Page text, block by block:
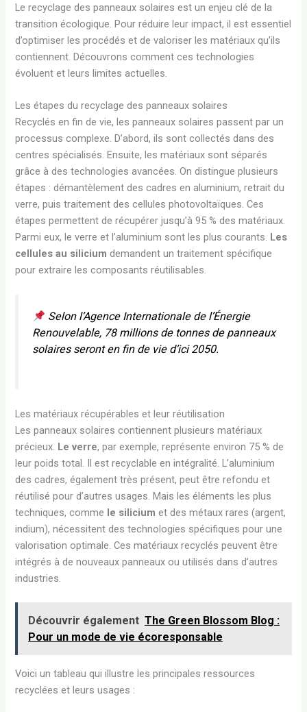
Le recyclage des panneaux solaires est un enjeu clé de la
transition écologique. Pour réduire leur impact, il est essentiel
d’optimiser les procédés et de valoriser les matériaux qu’ils
contiennent. Découvrons comment ces technologies
évoluent et leurs limites actuelles.
Les étapes du recyclage des panneaux solaires
Recyclés en fin de vie, les panneaux solaires passent par un
processus complexe. D’abord, ils sont collectés dans des
centres spécialisés. Ensuite, les matériaux sont séparés
grâce à des technologies avancées. On distingue plusieurs
étapes : démantèlement des cadres en aluminium, retrait du
verre, puis traitement des cellules photovoltaïques. Ces
étapes permettent de récupérer jusqu’à 95 % des matériaux.
Parmi eux, le verre et l’aluminium sont les plus courants. Les
cellules au silicium demandent un traitement spécifique
pour extraire les composants réutilisables.
Selon l’Agence Internationale de l’Énergie
Renouvelable, 78 millions de tonnes de panneaux
solaires seront en fin de vie d’ici 2050.
Les matériaux récupérables et leur réutilisation
Les panneaux solaires contiennent plusieurs matériaux
précieux. Le verre, par exemple, représente environ 75 % de
leur poids total. Il est recyclable en intégralité. L’aluminium
des cadres, également très présent, peut être refondu et
réutilisé pour d’autres usages. Mais les éléments les plus
techniques, comme le silicium et des métaux rares (argent,
indium), nécessitent des technologies spécifiques pour une
valorisation optimale. Ces matériaux recyclés peuvent être
intégrés à de nouveaux panneaux ou utilisés dans d’autres
industries.
Découvrir également The Green Blossom Blog :
Pour un mode de vie écoresponsable
Voici un tableau qui illustre les principales ressources
recyclées et leurs usages :